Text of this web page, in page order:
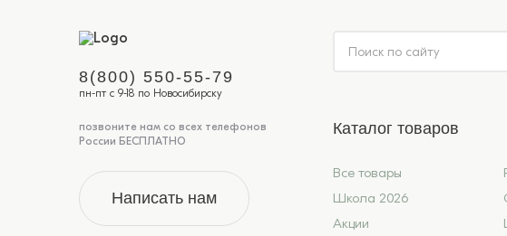
8(800) 550-55-79
пн-пт с 9-18 по Новосибирску
позвоните нам со всех телефонов
России БЕСПЛАТНО
Написать нам
Каталог товаров
Все товары
Школа 2026
Акции